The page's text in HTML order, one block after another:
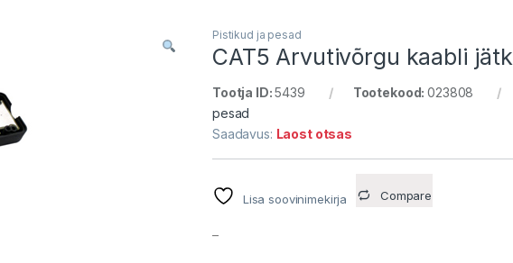
Pistikud ja pesad
CAT5 Arvutivõrgu kaabli jätk
Tootja ID:5439 Tootekood:023808
pesad
Saadavus: Laost otsas
Lisa soovinimekirja Compare
–